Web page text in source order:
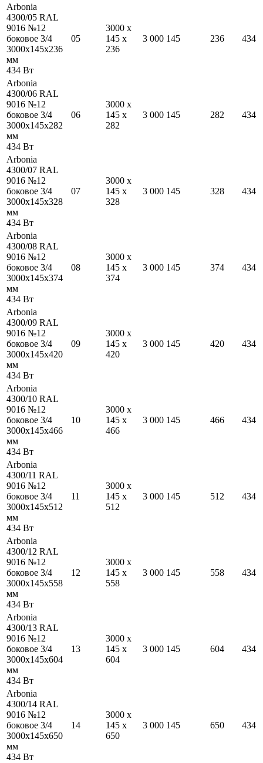
Arbonia
4300/05 RAL
9016 №12
боковое 3/4
3000x145x236
мм
434 Вт
05
3000 x
145 x
236
3 000 145 236 434
Arbonia
4300/06 RAL
9016 №12
боковое 3/4
3000x145x282
мм
434 Вт
06
3000 x
145 x
282
3 000 145 282 434
Arbonia
4300/07 RAL
9016 №12
боковое 3/4
3000x145x328
мм
434 Вт
07
3000 x
145 x
328
3 000 145 328 434
Arbonia
4300/08 RAL
9016 №12
боковое 3/4
3000x145x374
мм
434 Вт
08
3000 x
145 x
374
3 000 145 374 434
Arbonia
4300/09 RAL
9016 №12
боковое 3/4
3000x145x420
мм
434 Вт
09
3000 x
145 x
420
3 000 145 420 434
Arbonia
4300/10 RAL
9016 №12
боковое 3/4
3000x145x466
мм
434 Вт
10
3000 x
145 x
466
3 000 145 466 434
Arbonia
4300/11 RAL
9016 №12
боковое 3/4
3000x145x512
мм
434 Вт
11
3000 x
145 x
512
3 000 145 512 434
Arbonia
4300/12 RAL
9016 №12
боковое 3/4
3000x145x558
мм
434 Вт
12
3000 x
145 x
558
3 000 145 558 434
Arbonia
4300/13 RAL
9016 №12
боковое 3/4
3000x145x604
мм
434 Вт
13
3000 x
145 x
604
3 000 145 604 434
Arbonia
4300/14 RAL
9016 №12
боковое 3/4
3000x145x650
мм
434 Вт
14
3000 x
145 x
650
3 000 145 650 434